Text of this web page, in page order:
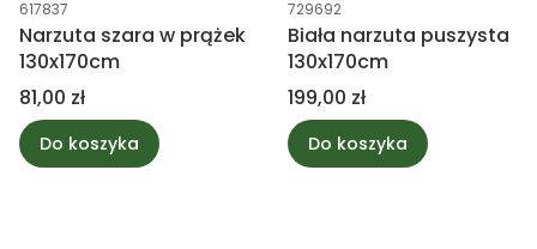
617837
Narzuta szara w prążek
130x170cm
Cena
81,00 zł
Do koszyka
729692
Biała narzuta puszysta
130x170cm
Cena
199,00 zł
Do koszyka